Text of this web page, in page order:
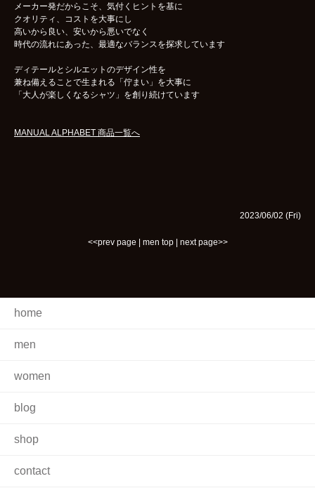
メーカー発だからこそ、気付くヒントを基に
クオリティ、コストを大事にし
高いから良い、安いから悪いでなく
時代の流れにあった、最適なバランスを探求しています
ディテールとシルエットのデザイン性を
兼ね備えることで生まれる「佇まい」を大事に
「大人が楽しくなるシャツ」を創り続けています
MANUAL ALPHABET 商品一覧へ
2023/06/02 (Fri)
<<prev page men top| next page>>
home
men
women
blog
shop
contact